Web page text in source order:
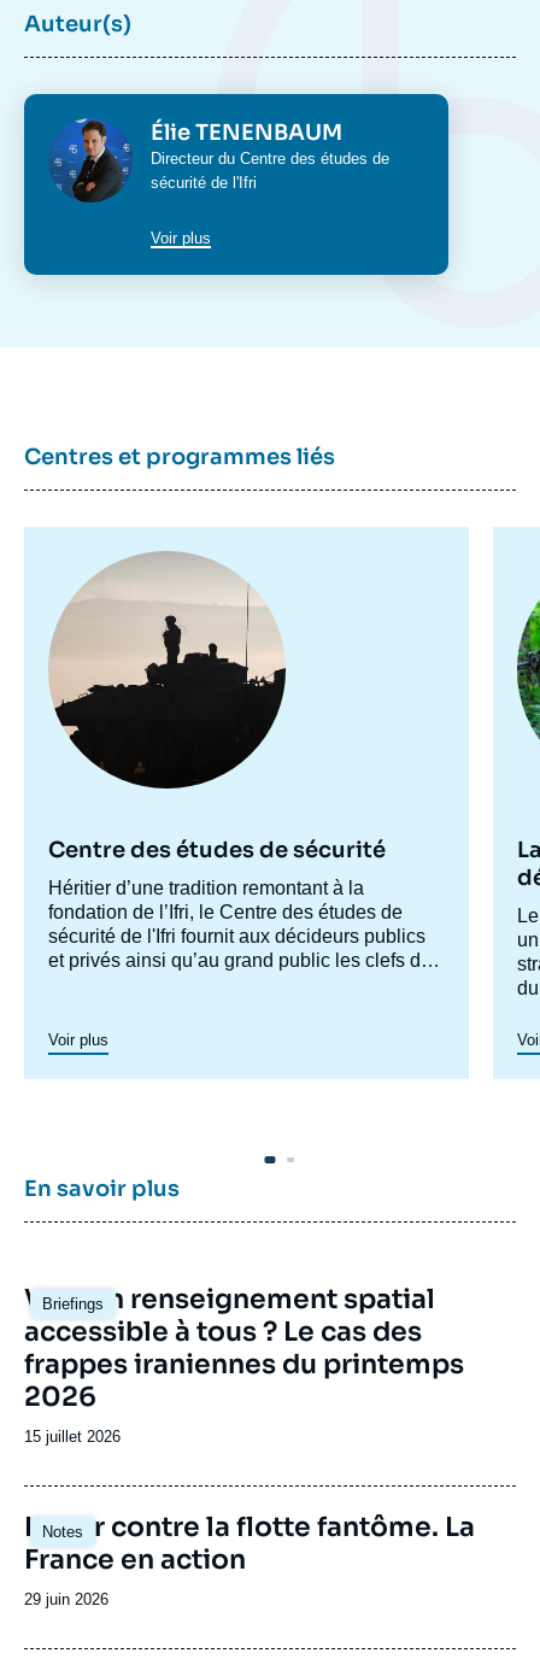
Auteur(s)
Photo Élie TENENBAUM
Intitulé
du
Directeur du Centre des études de
sécurité de l'Ifri
Voir plus
Centres et programmes liés
principale
Centre des études de sécurité
Accroche
centre
Héritier d’une tradition remontant à la
fondation de l’Ifri, le Centre des études de
sécurité de l'Ifri fournit aux décideurs publics
et privés ainsi qu’au grand public les clefs de
venir. Par son positionnement à la jointure du
politique et de l’opérationnel, la crédibilité de
son équipe civilo-militaire et la diffusion large
dans le paysage français des
pôle unique de recherche et d’influence sur le
débat de défense national et international.
Voir plus
En savoir plus
Briefings
Image
principale
Vers un renseignement spatial
accessible à tous ? Le cas des
frappes iraniennes du printemps
2026
Date
publication
15 juillet 2026
Notes
Image
principale
Lutter contre la flotte fantôme. La
France en action
Date
publication
29 juin 2026
Après Barkhane : repenser la posture
stratégique française en Afrique de l’Ouest
», Études, Focus Stratégique, Ifri, 10 mai
Copier